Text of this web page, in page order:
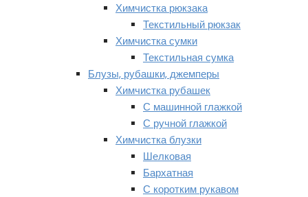
Химчистка рюкзака
Текстильный рюкзак
Химчистка сумки
Текстильная сумка
Блузы, рубашки, джемперы
Химчистка рубашек
С машинной глажкой
С ручной глажкой
Химчистка блузки
Шелковая
Бархатная
С коротким рукавом